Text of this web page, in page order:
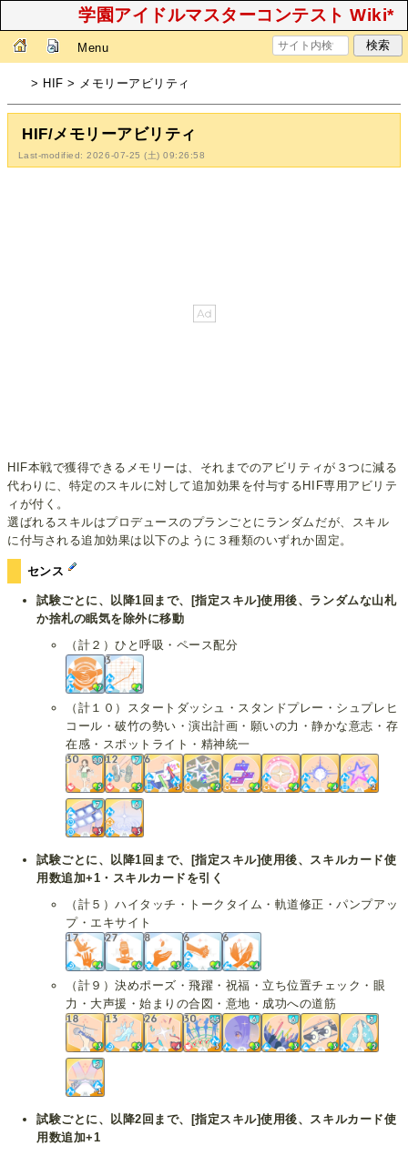
学園アイドルマスターコンテスト Wiki*
Menu
> HIF > メモリーアビリティ
HIF/メモリーアビリティ
Last-modified: 2026-07-25 (土) 09:26:58
HIF本戦で獲得できるメモリーは、それまでのアビリティが３つに減る
代わりに、特定のスキルに対して追加効果を付与するHIF専用アビリテ
ィが付く。
選ばれるスキルはプロデュースのプランごとにランダムだが、スキル
に付与される追加効果は以下のように３種類のいずれか固定。
センス
試験ごとに、以降1回まで、[指定スキル]使用後、ランダムな山札
か捨札の眠気を除外に移動
（計２）ひと呼吸・ペース配分
（計１０）スタートダッシュ・スタンドプレー・シュプレヒ
コール・破竹の勢い・演出計画・願いの力・静かな意志・存
在感・スポットライト・精神統一
試験ごとに、以降1回まで、[指定スキル]使用後、スキルカード使
用数追加+1・スキルカードを引く
（計５）ハイタッチ・トークタイム・軌道修正・パンプアッ
プ・エキサイト
（計９）決めポーズ・飛躍・祝福・立ち位置チェック・眼
力・大声援・始まりの合図・意地・成功への道筋
試験ごとに、以降2回まで、[指定スキル]使用後、スキルカード使
用数追加+1